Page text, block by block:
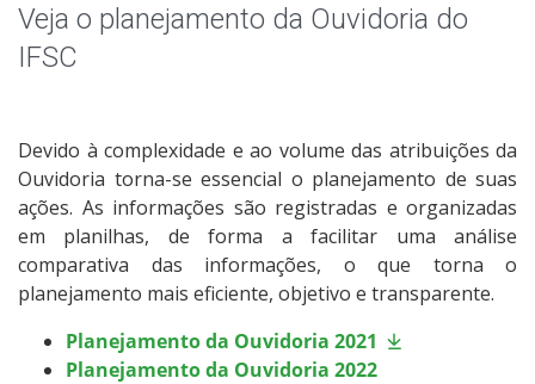
Planejamento
Recomendações
Carta de Serviços do IFSC
Capacitações
Campanhas de Divulgação
Veja o planejamento da Ouvidoria do
IFSC
Devido à complexidade e ao volume das atribuições da
Ouvidoria torna-se essencial o planejamento de suas
ações. As informações são registradas e organizadas
em planilhas, de forma a facilitar uma análise
comparativa das informações, o que torna o
planejamento mais eficiente, objetivo e transparente.
Planejamento da Ouvidoria 2021
Planejamento da Ouvidoria 2022